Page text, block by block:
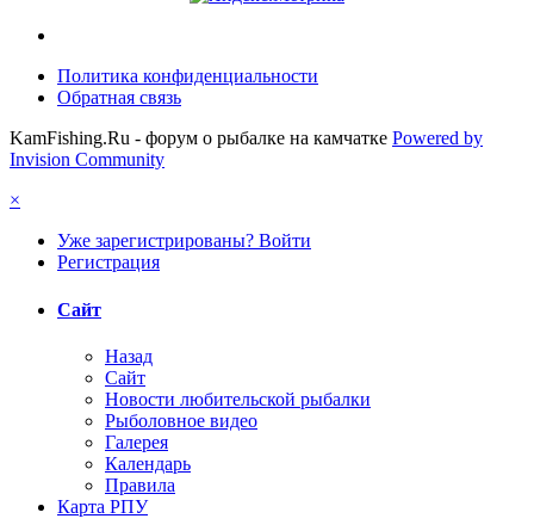
Политика конфиденциальности
Обратная связь
KamFishing.Ru - форум о рыбалке на камчатке Powered by
Invision Community
×
Уже зарегистрированы? Войти
Регистрация
Сайт
Назад
Сайт
Новости любительской рыбалки
Рыболовное видео
Галерея
Календарь
Правила
Карта РПУ